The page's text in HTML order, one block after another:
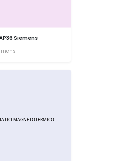
Siemens